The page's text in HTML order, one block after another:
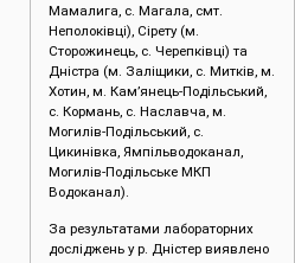
Мамалига, с. Магала, смт.
Неполоківці), Сірету (м.
Сторожинець, с. Черепківці) та
Дністра (м. Заліщики, с. Митків, м.
Хотин, м. Кам’янець-Подільський,
с. Кормань, с. Наславча, м.
Могилів-Подільський, с.
Цикинівка, Ямпільводоканал,
Могилів-Подільське МКП
Водоканал).
За результатами лабораторних
досліджень у р. Дністер виявлено